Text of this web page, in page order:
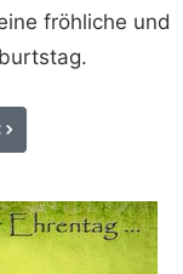
fröhliche und
Code